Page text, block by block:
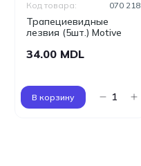
Трапециевидные
лезвия (5шт.) Motive
Код товара: 070 218
34.00 MDL
В корзину